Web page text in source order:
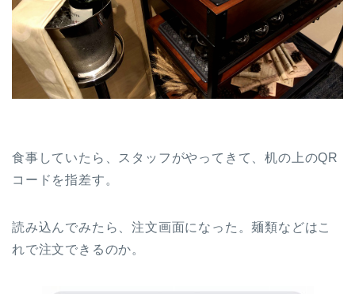
食事していたら、スタッフがやってきて、机の上のQR
コードを指差す。
読み込んでみたら、注文画面になった。麺類などはこ
れで注文できるのか。